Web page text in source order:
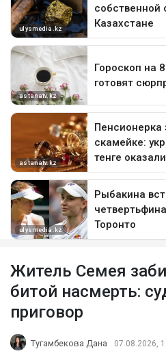
Житель Семея
битой насмерть:
приговор
Тугамбекова Дана 07.08.2026,